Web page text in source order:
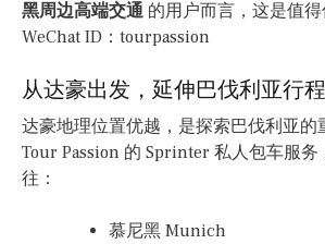
黑周边高端交通 的用户而言，这是值得
WeChat ID：tourpassion
从达豪出发，延伸巴伐利亚行程
达豪地理位置优越，是探索巴伐利亚的
Tour Passion 的 Sprinter 私人包车服
往：
慕尼黑 Munich